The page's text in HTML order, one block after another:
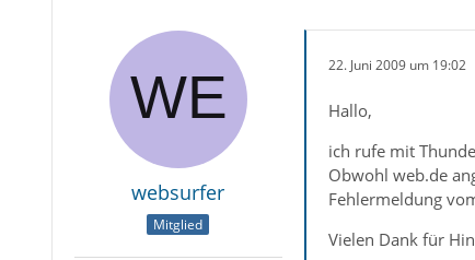
websurfer
Mitglied
22. Juni 2009 um 19:02
Hallo,
ich rufe mit
Obwohl web.de
Fehlermeldung
Vielen Dank für